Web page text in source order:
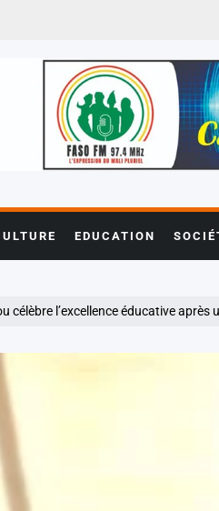
EDUCATION
l’excellence éducative après une performance